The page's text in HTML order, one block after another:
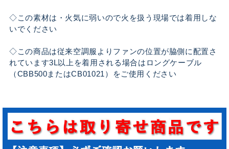
◇この素材は・火気に弱いので火を扱う現場では着用しな
いでください
◇この商品は従来空調服よりファンの位置が脇側に配置さ
れています3L以上を着用される場合はロングケーブル
（CBB500またはCB01021）をご使用ください